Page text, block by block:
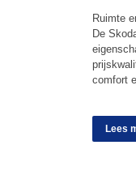
Ruimte
De
comfort
Lees